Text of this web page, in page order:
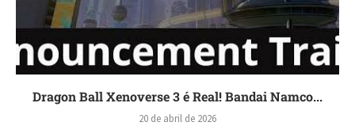
Dragon Ball Xenoverse 3 é Real! Bandai Namco...
20 de abril de 2026